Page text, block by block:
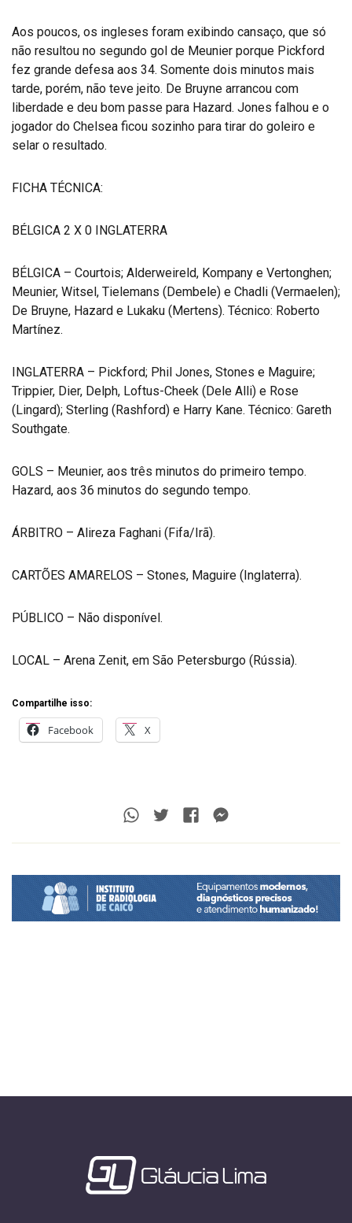
Aos poucos, os ingleses foram exibindo cansaço, que só
não resultou no segundo gol de Meunier porque Pickford
fez grande defesa aos 34. Somente dois minutos mais
tarde, porém, não teve jeito. De Bruyne arrancou com
liberdade e deu bom passe para Hazard. Jones falhou e o
jogador do Chelsea ficou sozinho para tirar do goleiro e
selar o resultado.
FICHA TÉCNICA:
BÉLGICA 2 X 0 INGLATERRA
BÉLGICA – Courtois; Alderweireld, Kompany e Vertonghen;
Meunier, Witsel, Tielemans (Dembele) e Chadli (Vermaelen);
De Bruyne, Hazard e Lukaku (Mertens). Técnico: Roberto
Martínez.
INGLATERRA – Pickford; Phil Jones, Stones e Maguire;
Trippier, Dier, Delph, Loftus-Cheek (Dele Alli) e Rose
(Lingard); Sterling (Rashford) e Harry Kane. Técnico: Gareth
Southgate.
GOLS – Meunier, aos três minutos do primeiro tempo.
Hazard, aos 36 minutos do segundo tempo.
ÁRBITRO – Alireza Faghani (Fifa/Irã).
CARTÕES AMARELOS – Stones, Maguire (Inglaterra).
PÚBLICO – Não disponível.
LOCAL – Arena Zenit, em São Petersburgo (Rússia).
Compartilhe isso:
Facebook X
Whatsapp
TwitterFacebook